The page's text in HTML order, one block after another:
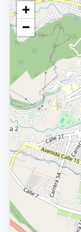
+
−